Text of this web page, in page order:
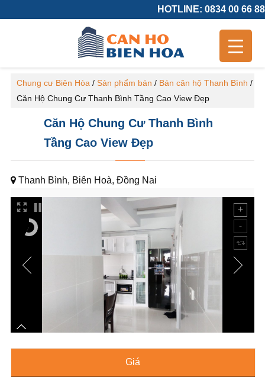
HOTLINE: 0834 00 66 88
Chung cư Biên Hòa / Sản phẩm bán / Bán căn hộ Thanh Bình /
Căn Hộ Chung Cư Thanh Bình Tầng Cao View Đẹp
Căn Hộ Chung Cư Thanh Bình
Tầng Cao View Đẹp
Thanh Bình, Biên Hoà, Đồng Nai
Giá